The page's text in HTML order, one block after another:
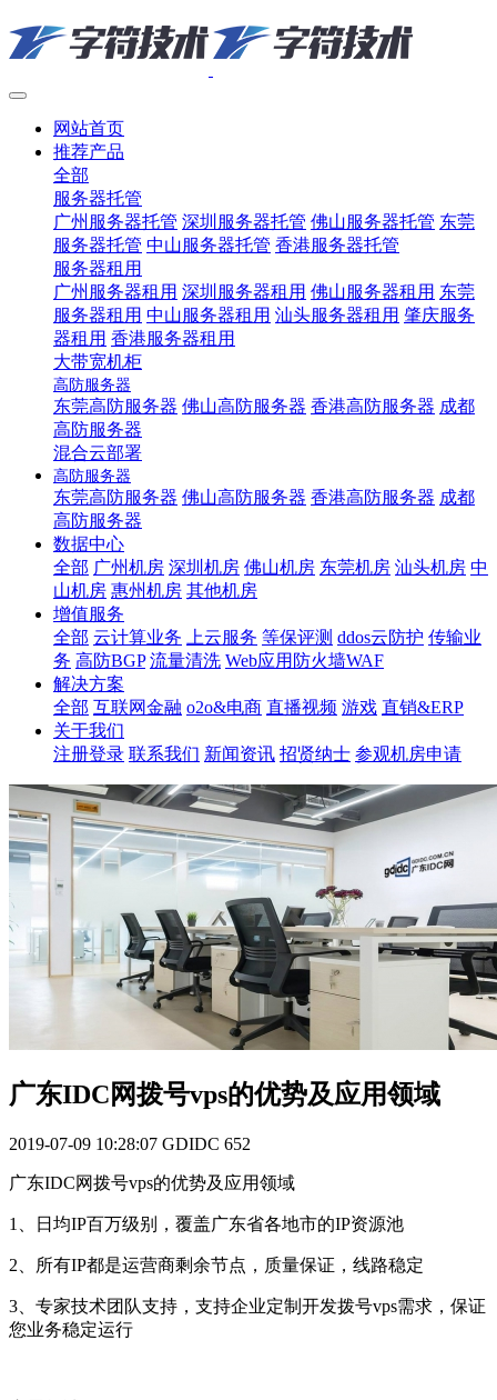
网站首页
推荐产品
全部
服务器托管
广州服务器托管 深圳服务器托管 佛山服务器托管 东莞
服务器托管 中山服务器托管 香港服务器托管
服务器租用
广州服务器租用 深圳服务器租用 佛山服务器租用 东莞
服务器租用 中山服务器租用 汕头服务器租用 肇庆服务
器租用 香港服务器租用
大带宽机柜
高防服务器
东莞高防服务器 佛山高防服务器 香港高防服务器 成都
高防服务器
混合云部署
高防服务器
东莞高防服务器 佛山高防服务器 香港高防服务器 成都
高防服务器
数据中心
全部 广州机房 深圳机房 佛山机房 东莞机房 汕头机房 中
山机房 惠州机房 其他机房
增值服务
全部 云计算业务 上云服务 等保评测 ddos云防护 传输业
务 高防BGP 流量清洗 Web应用防火墙WAF
解决方案
全部 互联网金融 o2o&电商 直播视频 游戏 直销&ERP
关于我们
注册登录 联系我们 新闻资讯 招贤纳士 参观机房申请
广东IDC网拨号vps的优势及应用领域
2019-07-09 10:28:07 GDIDC 652
广东IDC网拨号vps的优势及应用领域
1、日均IP百万级别，覆盖广东省各地市的IP资源池
2、所有IP都是运营商剩余节点，质量保证，线路稳定
3、专家技术团队支持，支持企业定制开发拨号vps需求，保证
您业务稳定运行